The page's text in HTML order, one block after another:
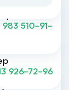
926-72-96
983 510-91-